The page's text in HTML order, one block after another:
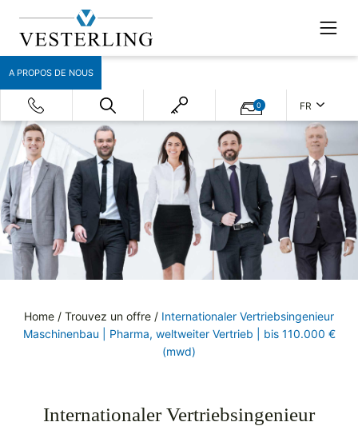
A PROPOS DE NOUS
0 FR
Home / Trouvez un offre / Internationaler Vertriebsingenieur
Maschinenbau | Pharma, weltweiter Vertrieb | bis 110.000 €
(mwd)
Internationaler Vertriebsingenieur